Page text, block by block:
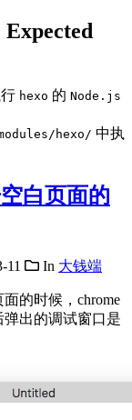
hexo 的 Node.js
hexo/ 中执
白页面的
11 In 大钱端
的时候，chrome
弹出的调试窗口是